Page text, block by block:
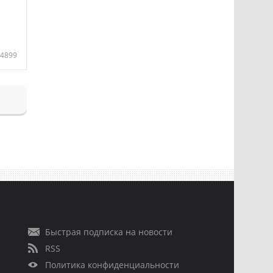
4899
Быстрая подписка на новости
RSS
Политика конфиденциальности